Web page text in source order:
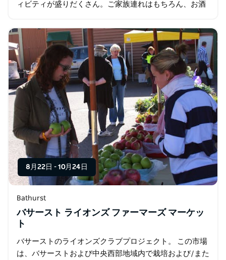
ィビティが盛りだくさん。ご家族連れはもちろん、お酒
トの出演アーティストには、レディビートルズ…
8月22日 - 10月24日
Bathurst
バサースト ライオンズ ファーマーズ マーケッ
ト
バサーストのライオンズクラブプロジェクト。 この市場
は、バサーストおよび中央西部地域内で栽培および/また